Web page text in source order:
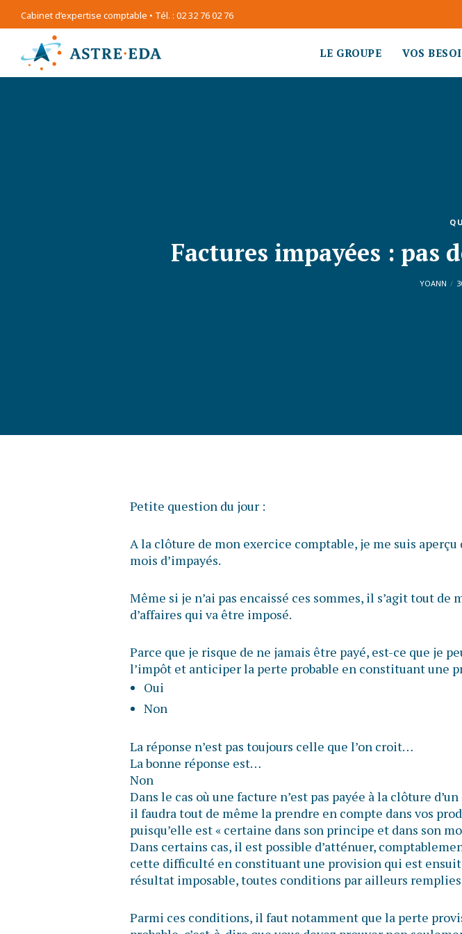
Cabinet d’expertise comptable • Tél. : 02 32 76 02 76
LE GROUPE VOS
Factures impayées : pas
YOANN
Petite question du jour :
A la clôture de mon exercice comptable, je me suis aperçu
mois d’impayés.
Même si je n’ai pas encaissé ces sommes, il s’agit tout de
d’affaires qui va être imposé.
Parce que je risque de ne jamais être payé, est-ce que je
l’impôt et anticiper la perte probable en constituant une
Oui
Non
La réponse n’est pas toujours celle que l’on croit…
La bonne réponse est…
Non
Dans le cas où une facture n’est pas payée à la clôture
il faudra tout de même la prendre en compte dans vos
puisqu’elle est « certaine dans son principe et dans son
Dans certains cas, il est possible d’atténuer,
cette difficulté en constituant une provision qui est
résultat imposable, toutes conditions par ailleurs
Parmi ces conditions, il faut notamment que la perte